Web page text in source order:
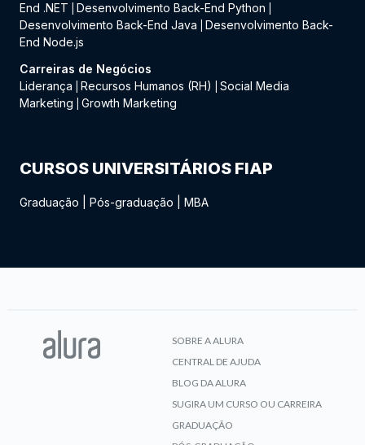
End .NET
Desenvolvimento Back-End Python
Desenvolvimento Back-End Java
Desenvolvimento Back-
End Node.js
Carreiras de Negócios
Liderança
Recursos Humanos (RH)
Social Media
Marketing
Growth Marketing
CURSOS UNIVERSITÁRIOS FIAP
Graduação Pós-graduação MBA
SOBRE A ALURA
CENTRAL DE AJUDA
BLOG DA ALURA
SUGIRA UM CURSO OU CARREIRA
GRADUAÇÃO